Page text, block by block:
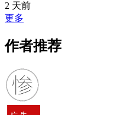
2 天前
更多
作者推荐